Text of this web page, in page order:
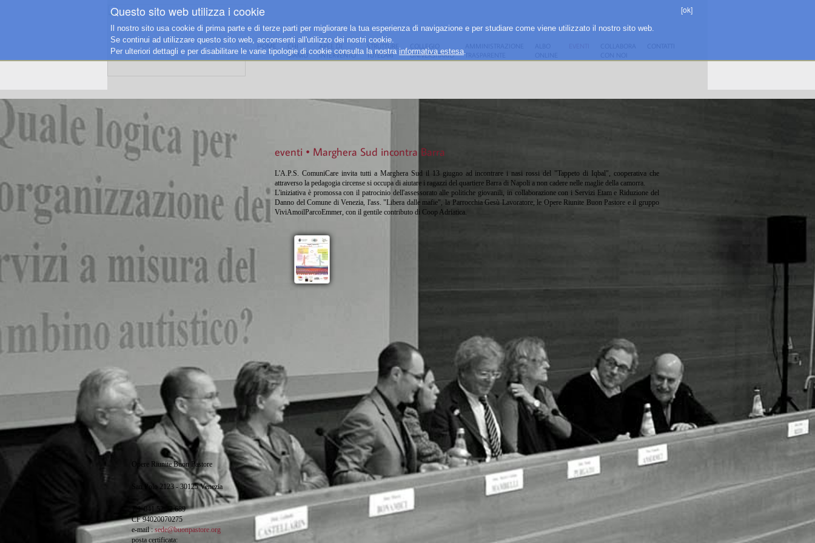
Questo sito web utilizza i cookie [ok]
Il nostro sito usa cookie di prima parte e di terze parti per migliorare la tua esperienza di navigazione e per studiare come viene utilizzato il nostro sito web.
Se continui ad utilizzare questo sito web, acconsenti all'utilizzo dei nostri cookie.
Per ulteriori dettagli e per disabilitare le varie tipologie di cookie consulta la nostra informativa estesa.
HOME
CHI
SIAMO
AREE DI
INTERVENTO
STRUTTURE
TUTELARI
COLLEGIO
UNIVERSITARIO
TRASPARENTE
Opere Riunite Buon Pastore
San Polo 2123 - 30125 Venezia
Tel. 041.52.22.689
CF 94020070275
e-mail :sede@buonpastore.org
posta certificata:
eventi • Marghera Sud incontra Barra
L'A.P.S. ComuniCare invita tutti a Marghera Sud il 13 giugno ad incontrare i nasi rossi del "Tappeto di Iqbal", cooperativa che
attraverso la pedagogia circense si occupa di aiutare i ragazzi del quartiere Barra di Napoli a non cadere nelle maglie della camorra.
L'iniziativa è promossa con il patrocinio dell'assessorato alle politiche giovanili, in collaborazione con i Servizi Etam e Riduzione del
Danno del Comune di Venezia, l'ass. "Libera dalle mafie", la Parrocchia Gesù Lavoratore, le Opere Riunite Buon Pastore e il gruppo
ViviAmoilParcoEmmer, con il gentile contributo di Coop Adriatica.